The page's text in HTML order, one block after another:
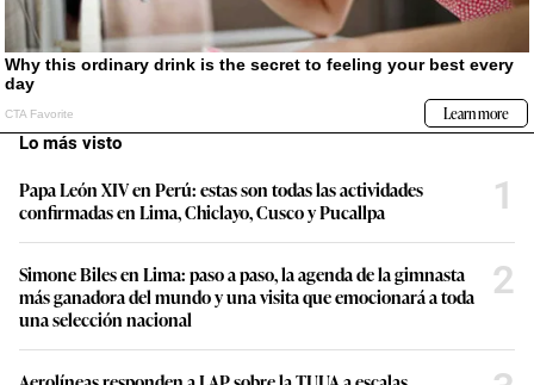
Lo más visto
Papa León XIV en Perú: estas son todas las actividades
confirmadas en Lima, Chiclayo, Cusco y Pucallpa
1
Simone Biles en Lima: paso a paso, la agenda de la gimnasta
más ganadora del mundo y una visita que emocionará a toda
una selección nacional
2